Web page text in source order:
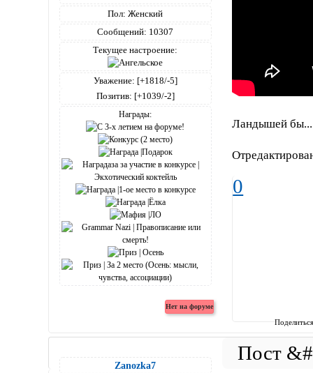
Пол: Женский
Сообщений: 10307
Текущее настроение:
Уважение: [+1818/-5]
Позитив: [+1039/-2]
Награды:
Ландышей
0
Zanozka7